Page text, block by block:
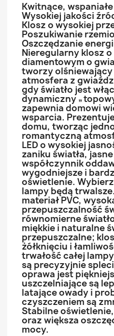
Kwitnące,
Wysokiej jakości
Klosz o wysokiej
Poszukiwanie
Oszczędzanie
Nieregularny klosz
diamentowym o
tworzy
atmosfera z
gdy światło jest
dynamiczny
zapewnia domowi
wsparcia.
domu, tworząc
romantyczną
LED o wysokiej
zaniku światła,
współczynnik
wygodniejsze i
oświetlenie.
lampy będą
materiał PVC,
przepuszczalność
równomierne
miękkie i naturalne
przepuszczalne;
żółknięciu i
trwałość całej
są precyzyjnie
oprawa jest
uszczelniające są
latające owady i
czyszczeniem są
Stabilne
oraz większa
mocy.